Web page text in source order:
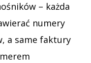
– każda
numery
a same faktury